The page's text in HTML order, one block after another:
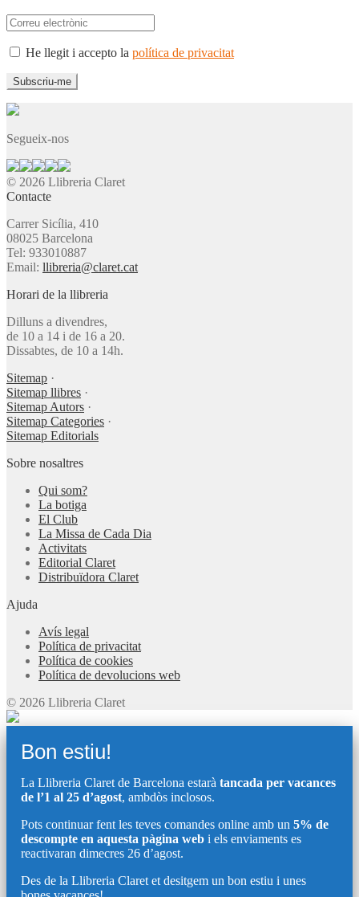
He llegit i accepto la política de privacitat
Segueix-nos
© 2026 Llibreria Claret
Contacte
Carrer Sicília, 410
08025 Barcelona
Tel: 933010887
Email: llibreria@claret.cat
Horari de la llibreria
Dilluns a divendres,
de 10 a 14 i de 16 a 20.
Dissabtes, de 10 a 14h.
Sitemap ·
Sitemap llibres ·
Sitemap Autors ·
Sitemap Categories ·
Sitemap Editorials
Sobre nosaltres
Qui som?
La botiga
El Club
La Missa de Cada Dia
Activitats
Editorial Claret
Distribuïdora Claret
Ajuda
Avís legal
Política de privacitat
Política de cookies
Política de devolucions web
© 2026 Llibreria Claret
Bon estiu!
La Llibreria Claret de Barcelona estarà tancada per vacances
de l’1 al 25 d’agost, ambdòs inclosos.
Pots continuar fent les teves comandes online amb un 5% de
descompte en aquesta pàgina web i els enviaments es
reactivaran dimecres 26 d’agost.
Des de la Llibreria Claret et desitgem un bon estiu i unes